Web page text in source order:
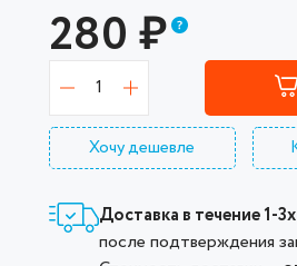
280₽
1
Хочу дешевле
Доставка в течение 1-
после подтверждения